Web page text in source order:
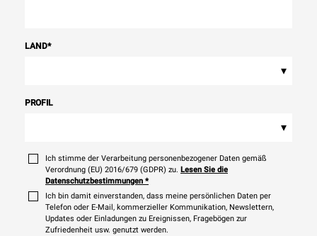
LAND*
▾
PROFIL
▾
Ich stimme der Verarbeitung personenbezogener Daten gemäß
Verordnung (EU) 2016/679 (GDPR) zu. Lesen Sie die
Datenschutzbestimmungen *
Ich bin damit einverstanden, dass meine persönlichen Daten per
Telefon oder E-Mail, kommerzieller Kommunikation, Newslettern,
Updates oder Einladungen zu Ereignissen, Fragebögen zur
Zufriedenheit usw. genutzt werden.